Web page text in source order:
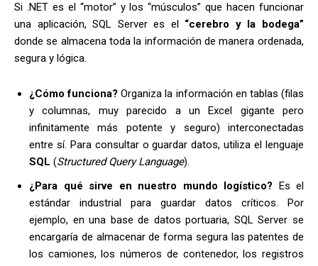
Si .NET es el “motor” y los “músculos” que hacen funcionar
una aplicación, SQL Server es el “cerebro y la bodega”
donde se almacena toda la información de manera ordenada,
segura y lógica.
¿Cómo funciona? Organiza la información en tablas (filas
y columnas, muy parecido a un Excel gigante pero
infinitamente más potente y seguro) interconectadas
entre sí. Para consultar o guardar datos, utiliza el lenguaje
SQL (Structured Query Language).
¿Para qué sirve en nuestro mundo logístico? Es el
estándar industrial para guardar datos críticos. Por
ejemplo, en una base de datos portuaria, SQL Server se
encargaría de almacenar de forma segura las patentes de
los camiones, los números de contenedor, los registros